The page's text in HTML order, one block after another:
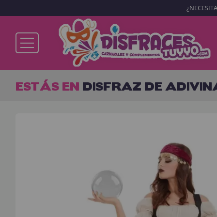
Ya soy cliente
ESTÁS EN DISFRAZ DE